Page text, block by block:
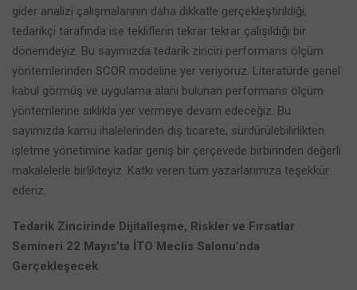
gider analizi çalışmalarının daha dikkatle gerçekleştirildiği,
tedarikçi tarafında ise tekliflerin tekrar tekrar çalışıldığı bir
dönemdeyiz. Bu sayımızda tedarik zinciri performans ölçüm
yöntemlerinden SCOR modeline yer veriyoruz. Literatürde genel
kabul görmüş ve uygulama alanı bulunan performans ölçüm
yöntemlerine sıklıkla yer vermeye devam edeceğiz. Bu
sayımızda kamu ihalelerinden dış ticarete, sürdürülebilirlikten
işletme yönetimine kadar geniş bir çerçevede birbirinden değerli
makalelerle birlikteyiz. Katkı veren tüm yazarlarımıza teşekkür
ederiz.
Tedarik Zincirinde Dijitalleşme, Riskler ve Fırsatlar
Semineri 22 Mayıs’ta İTO Meclis Salonu’nda
Gerçekleşecek